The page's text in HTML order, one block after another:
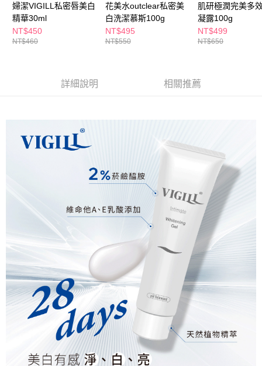
權轉讓予恩沛科技股份有限公司。
２．關於個人資料處理事宜，請瀏覽以下網址：
https://aftee.tw/terms/#terms3
３．未成年的使用者請事先徵得法定代理人或監護人之同意方可使用
時審查核予不同之上限額度；若仍有額度不足之情形，本公司將視審查結果
請求用戶進行身份認證。
付款後7-11取貨
每筆NT$65，滿NT$490(含以上)免運費
宅配(本島)
付款後寶雅門市自取(由倉庫統一出貨)
婦潔VIGILL私密唇美白
精華30ml
NT$450
NT$460
花美水outclear私密美
白洗潔慕斯100g
NT$495
NT$550
肌研極潤完美多
凝露100g
NT$499
NT$650
詳細說明 相關推薦